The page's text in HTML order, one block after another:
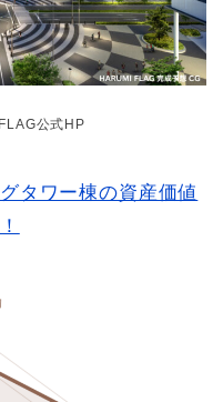
公式HP
タワー棟の資産価値